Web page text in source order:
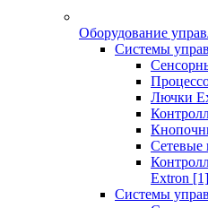
Оборудование
Системы
Лючки
Сетевые
Extron [1]
Системы